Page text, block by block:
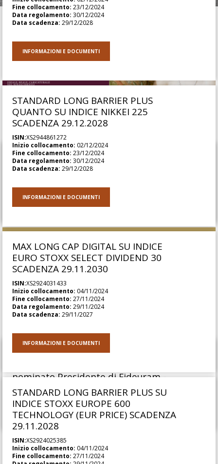
Arte
06/07/2026
Per il tredicesimo anno consecutivo
fianco della Maratona dles Dolomites
Corporate
20/04/2026
nominato Presidente di Fideuram -
Intesa Sanpaolo Private Banking e di
Intesa Sanpaolo Private Banking
Corporate
Fine collocamento: 23/12/2024
Data regolamento: 30/12/2024
Data scadenza: 29/12/2028
INFORMAZIONI E DOCUMENTI
STANDARD LONG BARRIER PLUS
QUANTO SU INDICE NIKKEI 225
SCADENZA 29.12.2028
ISIN:XS2944861272
Inizio collocamento: 02/12/2024
Fine collocamento: 23/12/2024
Data regolamento: 30/12/2024
Data scadenza: 29/12/2028
INFORMAZIONI E DOCUMENTI
MAX LONG CAP DIGITAL SU INDICE
EURO STOXX SELECT DIVIDEND 30
SCADENZA 29.11.2030
ISIN:XS2924031433
Inizio collocamento: 04/11/2024
Fine collocamento: 27/11/2024
Data regolamento: 29/11/2024
Data scadenza: 29/11/2027
INFORMAZIONI E DOCUMENTI
STANDARD LONG BARRIER PLUS SU
INDICE STOXX EUROPE 600
TECHNOLOGY (EUR PRICE) SCADENZA
29.11.2028
ISIN:XS2924025385
Inizio collocamento: 04/11/2024
Fine collocamento: 27/11/2024